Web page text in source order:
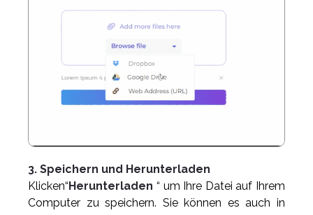
3. Speichern und Herunterladen
Klicken“Herunterladen “ um Ihre Datei auf Ihrem
Computer zu speichern. Sie können es auch in